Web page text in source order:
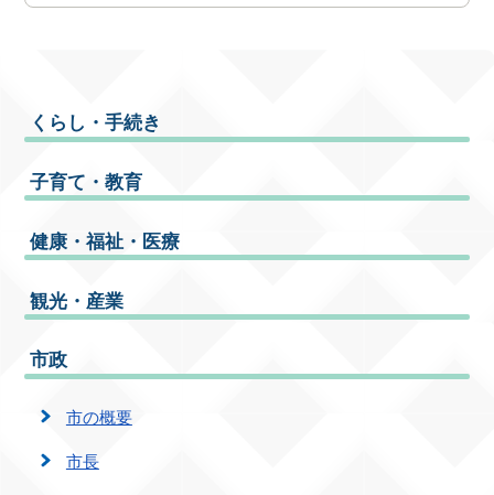
くらし・手続き
子育て・教育
健康・福祉・医療
観光・産業
市政
市の概要
市長